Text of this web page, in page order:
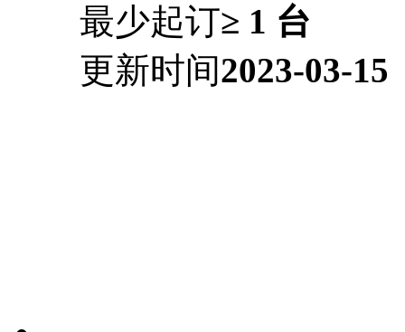
最少起订≥ 1 台
更新时间2023-03-15